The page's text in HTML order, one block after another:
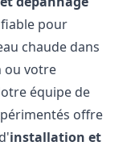
fiable pour
chaude dans
ou votre
équipe de
offre
installation et